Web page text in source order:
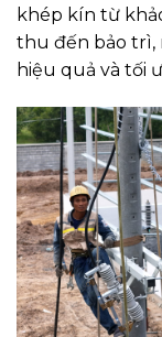
khép kín từ
thu đến bảo trì,
hiệu quả và tối